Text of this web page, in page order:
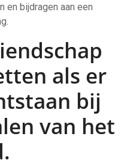
en bijdragen aan een
als er
bij
van het